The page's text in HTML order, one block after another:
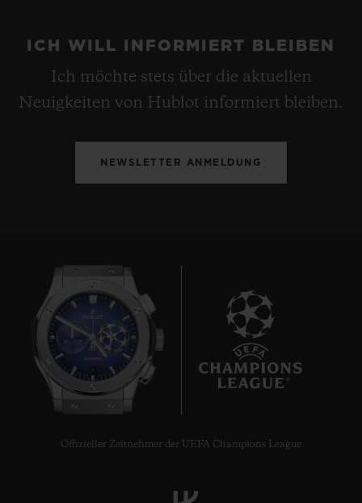
ICH WILL INFORMIERT BLEIBEN
Ich möchte stets über die aktuellen
Neuigkeiten von Hublot informiert bleiben.
NEWSLETTER ANMELDUNG
Offizieller Zeitnehmer der UEFA Champions League